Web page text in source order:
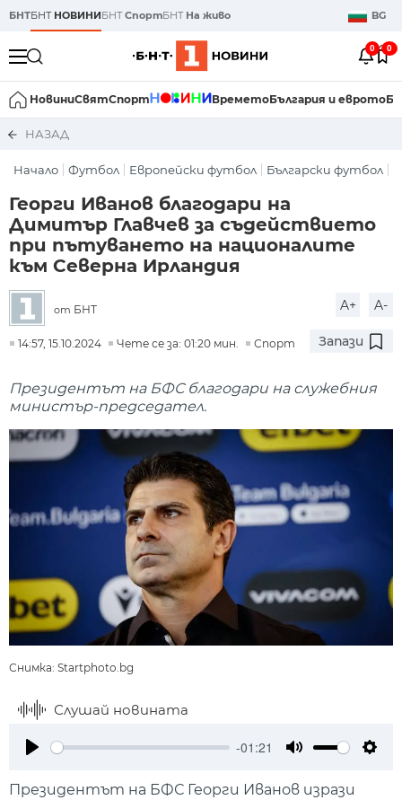
БНТБНТ НОВИНИБНТСпортБНТ На живо BG
0 0
НовиниСвятСпорт ВреметоБългария и еврото
НАЗАД
Начало Футбол Европейски футбол Български футбол
Георги Иванов благодари на
Димитър Главчев за съдействието
при пътуването на националите
към Северна Ирландия
от БНТ A+ A-
14:57, 15.10.2024 Чете се за: 01:20 мин. Спорт Запази
Президентът на БФС благодари на служебния
министър-председател.
Снимка: Startphoto.bg
Слушай новината
-01:21
Президентът на БФС Георги Иванов изрази